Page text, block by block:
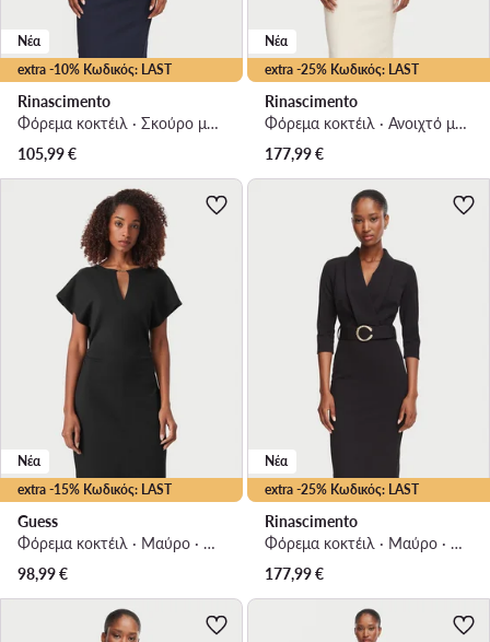
extra -10% Κωδικός: LAST
Νέα
Rinascimento
Φόρεμα κοκτέιλ · Σκούρο μπλε · Mini
105,99€
extra -25% Κωδικός: LAST
Νέα
Rinascimento
Φόρεμα κοκτέιλ · Ανοιχτό μπεζ · Midi
177,99€
extra -15% Κωδικός: LAST
Νέα
Guess
Φόρεμα κοκτέιλ · Μαύρο · Midi
98,99€
extra -25% Κωδικός: LAST
Νέα
Rinascimento
Φόρεμα κοκτέιλ · Μαύρο · Midi
177,99€